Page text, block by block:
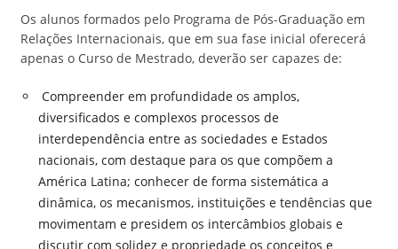
Os alunos formados pelo Programa de Pós-Graduação em
Relações Internacionais, que em sua fase inicial oferecerá
apenas o Curso de Mestrado, deverão ser capazes de:
Compreender em profundidade os amplos,
diversificados e complexos processos de
interdependência entre as sociedades e Estados
nacionais, com destaque para os que compõem a
América Latina; conhecer de forma sistemática a
dinâmica, os mecanismos, instituições e tendências que
movimentam e presidem os intercâmbios globais e
discutir com solidez e propriedade os conceitos e